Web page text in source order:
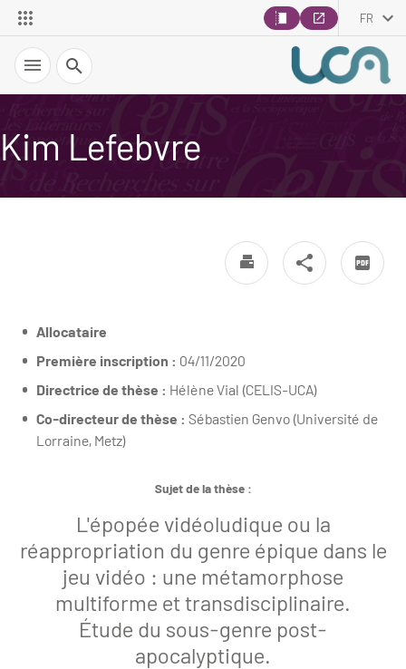
FR
Recherche
Kim Lefebvre
Allocataire
Première inscription : 04/11/2020
Directrice de thèse : Hélène Vial (CELIS-UCA)
Co-directeur de thèse : Sébastien Genvo (Université de
Lorraine, Metz)
Sujet de la thèse :
L'épopée vidéoludique ou la
réappropriation du genre épique dans le
jeu vidéo : une métamorphose
multiforme et transdisciplinaire.
Étude du sous-genre post-
apocalyptique.